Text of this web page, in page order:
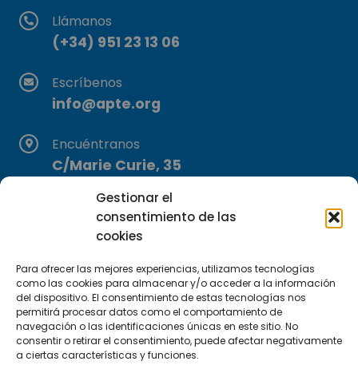
Gestionar el
consentimiento de las
cookies
Para ofrecer las mejores experiencias, utilizamos tecnologías
como las cookies para almacenar y/o acceder a la información
del dispositivo. El consentimiento de estas tecnologías nos
permitirá procesar datos como el comportamiento de
navegación o las identificaciones únicas en este sitio. No
consentir o retirar el consentimiento, puede afectar negativamente
a ciertas características y funciones.
Llámanos
(+34) 951 23 13 06
Escríbenos
info@apte.org
Encuéntranos
C/Marie Curie, 35
Suscríbete a nuestra Newsletter
SUSCRÍBETE AQUÍ